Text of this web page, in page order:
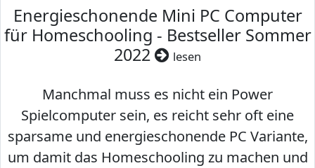
Energieschonende Mini PC Computer
für Homeschooling - Bestseller Sommer
2022
lesen
Manchmal muss es nicht ein Power
Spielcomputer sein, es reicht sehr oft eine
sparsame und energieschonende PC Variante,
um damit das Homeschooling zu machen und